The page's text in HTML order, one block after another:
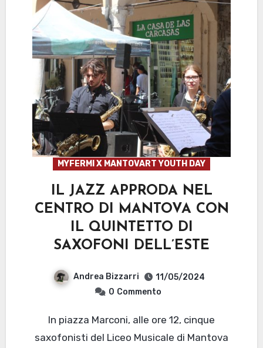
MYFERMI X MANTOVART YOUTH DAY
IL JAZZ APPRODA NEL
CENTRO DI MANTOVA CON
IL QUINTETTO DI
SAXOFONI DELL’ESTE
Andrea Bizzarri
11/05/2024
0 Commento
In piazza Marconi, alle ore 12, cinque
saxofonisti del Liceo Musicale di Mantova